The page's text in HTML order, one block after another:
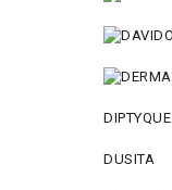
DIPTYQUE
DUSITA